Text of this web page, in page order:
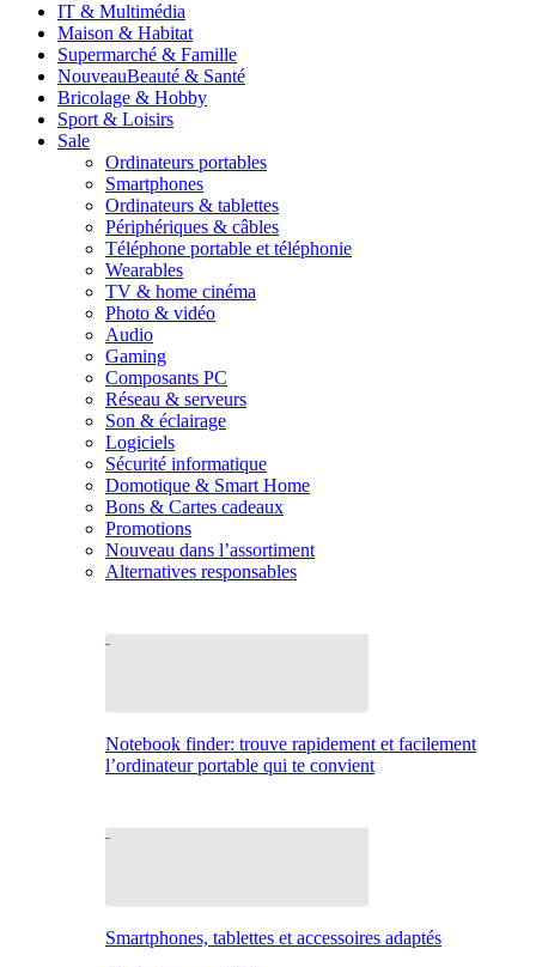
IT & Multimédia
Maison & Habitat
Supermarché & Famille
NouveauBeauté & Santé
Bricolage & Hobby
Sport & Loisirs
Sale
Ordinateurs portables
Smartphones
Ordinateurs & tablettes
Périphériques & câbles
Téléphone portable et téléphonie
Wearables
TV & home cinéma
Photo & vidéo
Audio
Gaming
Composants PC
Réseau & serveurs
Son & éclairage
Logiciels
Sécurité informatique
Domotique & Smart Home
Bons & Cartes cadeaux
Promotions
Nouveau dans l’assortiment
Alternatives responsables
Notebook finder: trouve rapidement et facilement
l’ordinateur portable qui te convient
Smartphones, tablettes et accessoires adaptés